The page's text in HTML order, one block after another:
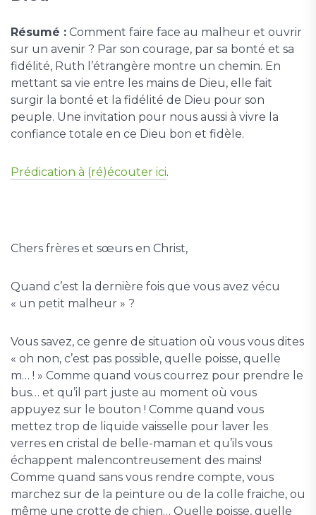
Résumé : Comment faire face au malheur et ouvrir
sur un avenir ? Par son courage, par sa bonté et sa
fidélité, Ruth l’étrangère montre un chemin. En
mettant sa vie entre les mains de Dieu, elle fait
surgir la bonté et la fidélité de Dieu pour son
peuple. Une invitation pour nous aussi à vivre la
confiance totale en ce Dieu bon et fidèle.
Prédication à (ré)écouter ici.
Chers frères et sœurs en Christ,
Quand c’est la dernière fois que vous avez vécu
« un petit malheur » ?
Vous savez, ce genre de situation où vous vous dites
« oh non, c’est pas possible, quelle poisse, quelle
m… ! » Comme quand vous courrez pour prendre le
bus… et qu’il part juste au moment où vous
appuyez sur le bouton ! Comme quand vous
mettez trop de liquide vaisselle pour laver les
verres en cristal de belle-maman et qu’ils vous
échappent malencontreusement des mains!
Comme quand sans vous rendre compte, vous
marchez sur de la peinture ou de la colle fraiche, ou
même une crotte de chien… Quelle poisse, quelle